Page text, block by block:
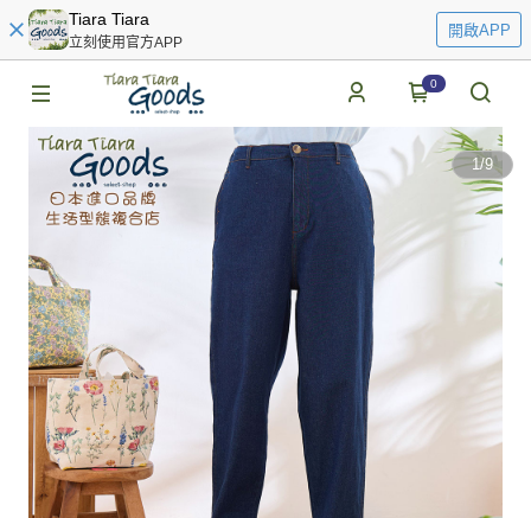
Tiara Tiara
立刻使用官方APP
開啟APP
0
1/9